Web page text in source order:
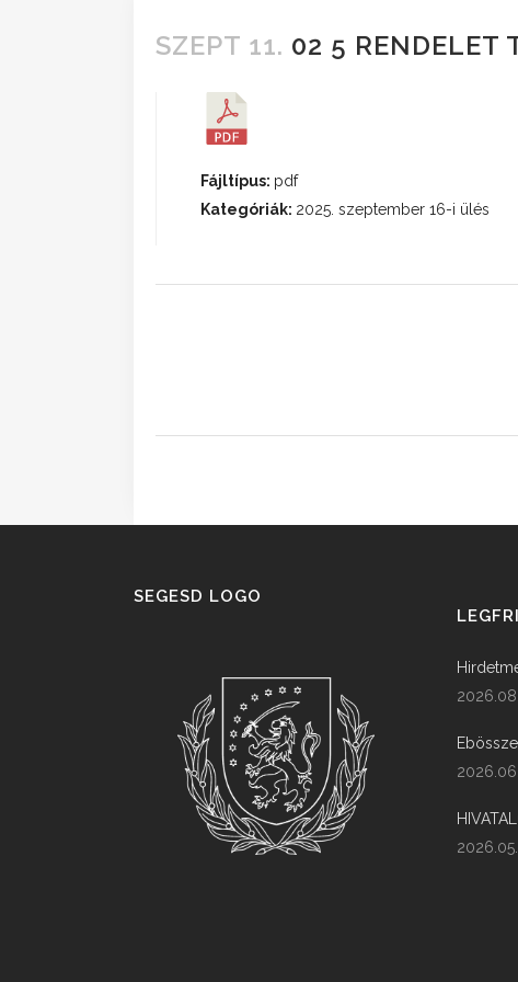
SZEPT 11. 02 5 RENDELET
Fájltípus: pdf
Kategóriák: 2025. szeptember 16-i ülés
SEGESD LOGO